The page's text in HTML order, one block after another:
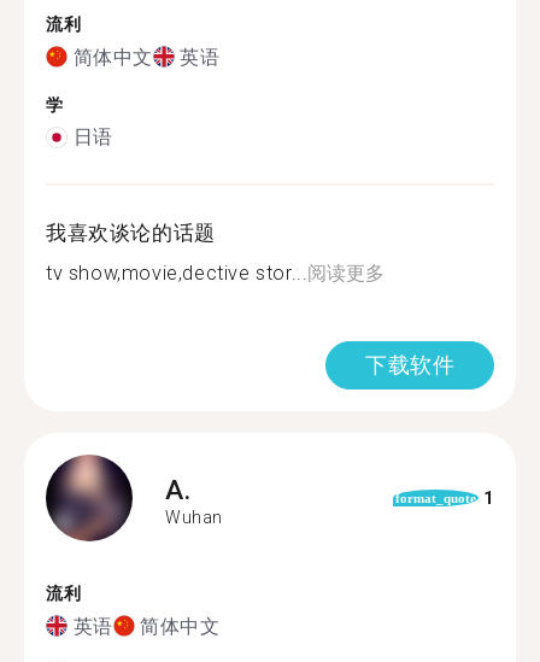
流利
简体中文 英语
学
日语
我喜欢谈论的话题
tv show,movie,dective stor...阅读更多
下载软件
A.
Wuhan
format_quote 1
流利
英语 简体中文